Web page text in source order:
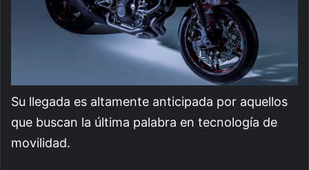
Su llegada es altamente anticipada por aquellos
que buscan la última palabra en tecnología de
movilidad.